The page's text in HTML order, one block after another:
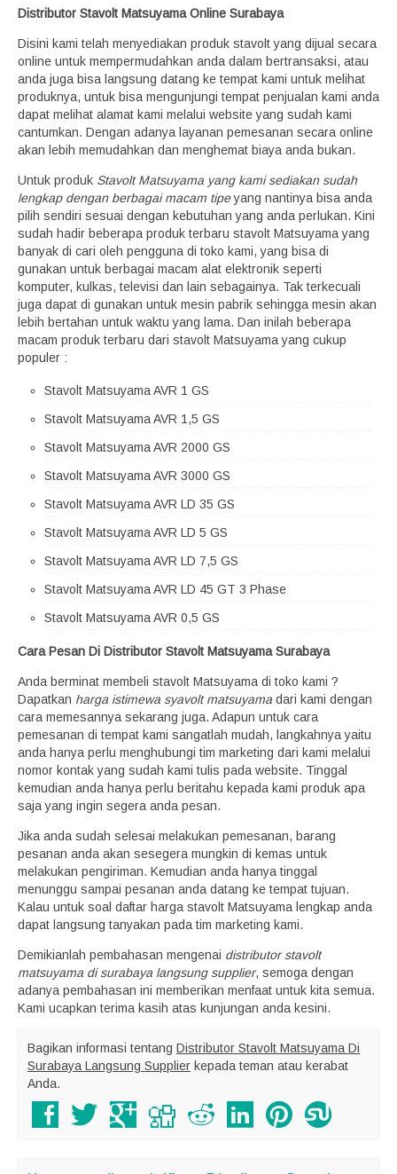
Distributor Stavolt Matsuyama Online Surabaya
Disini kami telah menyediakan produk stavolt yang dijual secara
online untuk mempermudahkan anda dalam bertransaksi, atau
anda juga bisa langsung datang ke tempat kami untuk melihat
produknya, untuk bisa mengunjungi tempat penjualan kami anda
dapat melihat alamat kami melalui website yang sudah kami
cantumkan. Dengan adanya layanan pemesanan secara online
akan lebih memudahkan dan menghemat biaya anda bukan.
Untuk produk Stavolt Matsuyama yang kami sediakan sudah
lengkap dengan berbagai macam tipeyang nantinya bisa anda
pilih sendiri sesuai dengan kebutuhan yang anda perlukan. Kini
sudah hadir beberapa produk terbaru stavolt Matsuyama yang
banyak di cari oleh pengguna di toko kami, yang bisa di
gunakan untuk berbagai macam alat elektronik seperti
komputer, kulkas, televisi dan lain sebagainya. Tak terkecuali
juga dapat di gunakan untuk mesin pabrik sehingga mesin akan
lebih bertahan untuk waktu yang lama. Dan inilah beberapa
macam produk terbaru dari stavolt Matsuyama yang cukup
populer :
Stavolt Matsuyama AVR 1 GS
Stavolt Matsuyama AVR 1,5 GS
Stavolt Matsuyama AVR 2000 GS
Stavolt Matsuyama AVR 3000 GS
Stavolt Matsuyama AVR LD 35 GS
Stavolt Matsuyama AVR LD 5 GS
Stavolt Matsuyama AVR LD 7,5 GS
Stavolt Matsuyama AVR LD 45 GT 3 Phase
Stavolt Matsuyama AVR 0,5 GS
Cara Pesan Di Distributor Stavolt Matsuyama Surabaya
Anda berminat membeli stavolt Matsuyama di toko kami ?
Dapatkan harga istimewa syavolt matsuyama dari kami dengan
cara memesannya sekarang juga. Adapun untuk cara
pemesanan di tempat kami sangatlah mudah, langkahnya yaitu
anda hanya perlu menghubungi tim marketing dari kami melalui
nomor kontak yang sudah kami tulis pada website. Tinggal
kemudian anda hanya perlu beritahu kepada kami produk apa
saja yang ingin segera anda pesan.
Jika anda sudah selesai melakukan pemesanan, barang
pesanan anda akan sesegera mungkin di kemas untuk
melakukan pengiriman. Kemudian anda hanya tinggal
menunggu sampai pesanan anda datang ke tempat tujuan.
Kalau untuk soal daftar harga stavolt Matsuyama lengkap anda
dapat langsung tanyakan pada tim marketing kami.
Demikianlah pembahasan mengenai distributor stavolt
matsuyama di surabaya langsung supplier, semoga dengan
adanya pembahasan ini memberikan menfaat untuk kita semua.
Kami ucapkan terima kasih atas kunjungan anda kesini.
Bagikan informasi tentang Distributor Stavolt Matsuyama Di
Surabaya Langsung Supplier kepada teman atau kerabat
Anda.